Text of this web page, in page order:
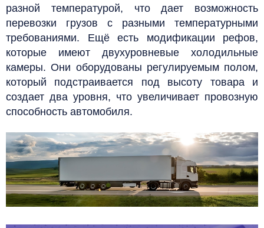
разной температурой, что дает возможность
перевозки грузов с разными температурными
требованиями. Ещё есть модификации рефов,
которые имеют двухуровневые холодильные
камеры. Они оборудованы регулируемым полом,
который подстраивается под высоту товара и
создает два уровня, что увеличивает провозную
способность автомобиля.